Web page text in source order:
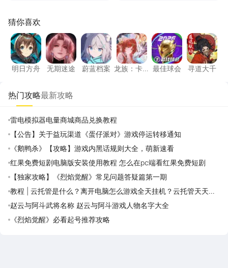
猜你喜欢
明日方舟
明日方舟
无期迷途
无期迷途
蔚蓝档案
蔚蓝档案
龙族：卡塞尔之门
龙族：卡
最佳球会
最佳球会
寻道大
寻道大千
热门攻略最新攻略
雷电模拟器电量商城商品兑换教程
【公告】关于益玩渠道《蛋仔派对》游戏停运转移通知
《鹅鸭杀》【攻略】游戏内黑话规则大全，萌新速看
红果免费短剧电脑版安装使用教程 怎么在pc端看红果免费短剧
【独家攻略】《烈焰觉醒》常见问题答疑篇第一期
教程 | 云托管是什么？离开电脑怎么游戏全天挂机？云托管天天免
费领取攻略
赵云与阿斗武将名称 赵云与阿斗游戏人物名字大全
《烈焰觉醒》必看起号推荐攻略